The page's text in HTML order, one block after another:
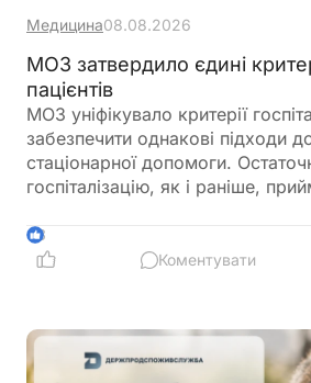
Медицина08.08.2026
МОЗ затвердило єдині
пацієнтів
МОЗ уніфікувало критерії
забезпечити однакові підходи
стаціонарної допомоги.
госпіталізацію, як і раніше,
3
Коментувати